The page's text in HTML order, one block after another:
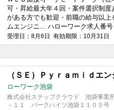
可・昇給最大年４回・案件選択制
がある方でも歓迎・前職の給与以
ムエンジニ... ハローワーク求人番号
受理日：8月6日 有効期限：10月31日
（ＳＥ）Ｐｙｒａｍｉｄエ
ローワーク池袋
株式会社ステップクラウド 池袋事業
－１１ パークハイツ池袋１１０５号